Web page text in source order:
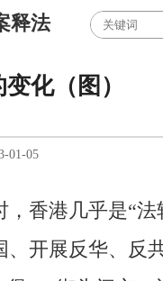
释法
化（图）
01-05
香港几乎是“法
、开展反华、反